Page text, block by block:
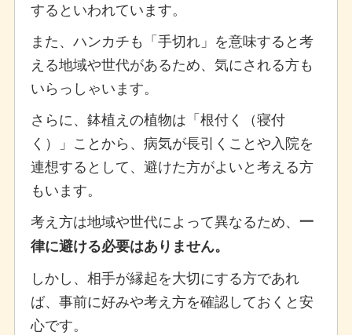
するといわれています。
また、ハンカチも「手切れ」を意味すると考
える地域や世代があるため、気にされる方も
いらっしゃいます。
さらに、鉢植えの植物は「根付く（寝付
く）」ことから、病気が長引くことや入院を
連想するとして、避けた方がよいと考える方
もいます。
考え方は地域や世代によって異なるため、 一
律に避ける必要はありません。
しかし、相手が縁起を大切にする方であれ
ば、事前に好みや考え方を確認しておくと安
心です。